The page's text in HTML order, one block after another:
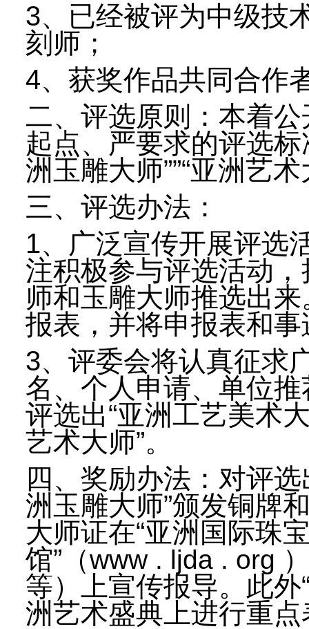
3、已经被评为中级技
刻师；
4、获奖作品共同合作
二、评选原则：本着
起点、严要求的评选标
洲玉雕大师””“亚洲艺
三、评选办法：
1、广泛宣传开展评选
注积极参与评选活动
师和玉雕大师推选出
报表，并将申报表和
3、评委会将认真征求
名、个人申请、单位
评选出“亚洲工艺美术
艺术大师”。
四、奖励办法：对评选
洲玉雕大师”颁发铜牌
大师证在“亚洲国际珠
馆”（www . ljda . org
等）上宣传报导。此外
洲艺术盛典上进行重点